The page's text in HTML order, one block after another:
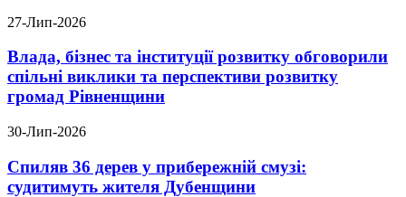
27-Лип-2026
Влада, бізнес та інституції розвитку обговорили
спільні виклики та перспективи розвитку
громад Рівненщини
30-Лип-2026
Спиляв 36 дерев у прибережній смузі:
судитимуть жителя Дубенщини